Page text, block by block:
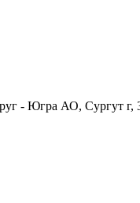
- Югра АО, Сургут г,